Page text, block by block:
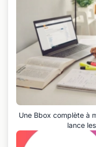
Une Bbox complète à
lance